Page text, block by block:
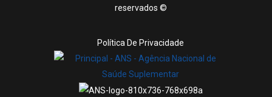
reservados ©
Política De Privacidade